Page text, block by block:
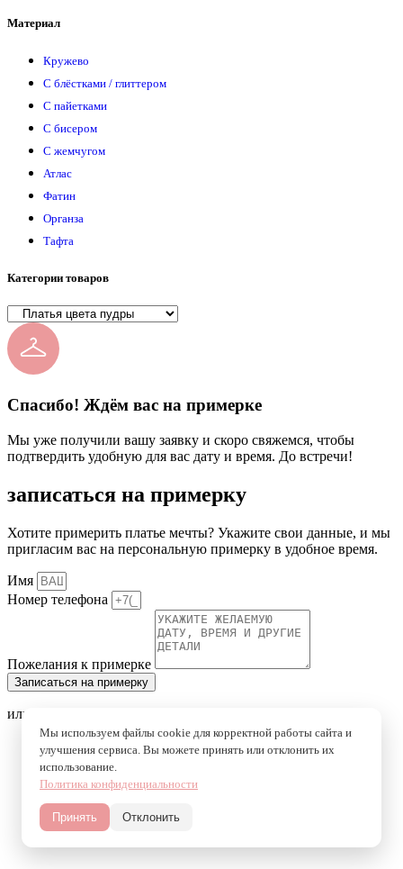
Материал
Кружево
С блёстками / глиттером
С пайетками
С бисером
С жемчугом
Атлас
Фатин
Органза
Тафта
Категории товаров
Спасибо! Ждём вас на примерке
Мы уже получили вашу заявку и скоро свяжемся, чтобы
подтвердить удобную для вас дату и время. До встречи!
записаться на примерку
Хотите примерить платье мечты? Укажите свои данные, и мы
пригласим вас на персональную примерку в удобное время.
Имя
Номер телефона
Пожелания к примерке
Записаться на примерку
или напишите в мессенджеры
Мы используем файлы cookie для корректной работы сайта и
улучшения сервиса. Вы можете принять или отклонить их
использование.
Политика конфиденциальности
Принять Отклонить